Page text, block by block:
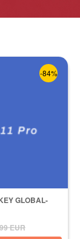
-84%
GLOBAL-
EUR